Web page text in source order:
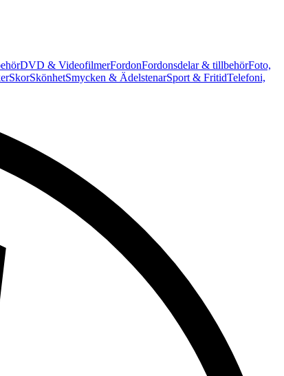
DVD & VideofilmerFordonFordonsdelar & tillbehörFoto,
SkorSkönhetSmycken & ÄdelstenarSport & FritidTelefoni,